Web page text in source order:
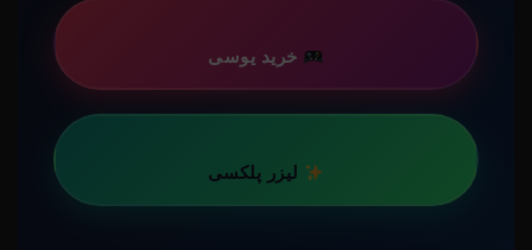
خرید یوسی
لیزر پلکسی